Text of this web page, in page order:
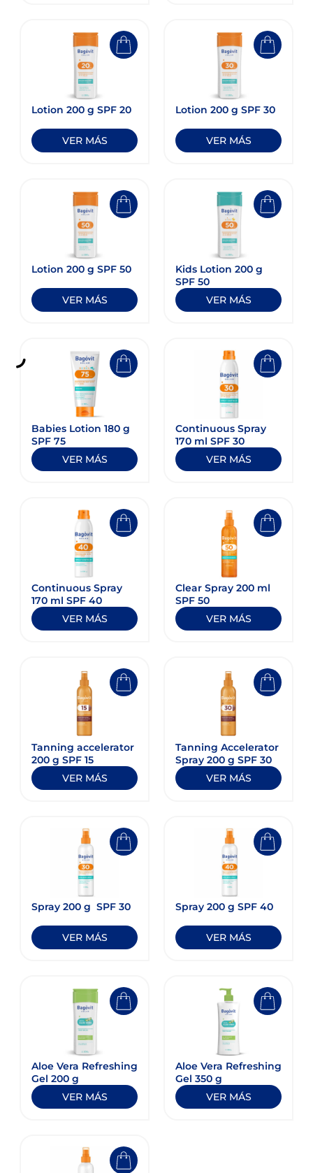
Lotion 200 g SPF 20
VER MÁS
Lotion 200 g SPF 30
VER MÁS
Lotion 200 g SPF 50
VER MÁS
Kids Lotion 200 g​
SPF 50
VER MÁS
Babies Lotion 180 g
SPF 75
VER MÁS
Continuous Spray
170 ml SPF 30
VER MÁS
Continuous Spray
170 ml SPF 40
VER MÁS
Clear Spray 200 ml
SPF 50
VER MÁS
Tanning accelerator
200 g SPF 15
VER MÁS
Tanning Accelerator
Spray 200 g SPF 30
VER MÁS
Spray 200 g ​ SPF 30
VER MÁS
Spray 200 g​ SPF 40
VER MÁS
Aloe Vera Refreshing
Gel 200 g
VER MÁS
Aloe Vera Refreshing
Gel 350 g
VER MÁS